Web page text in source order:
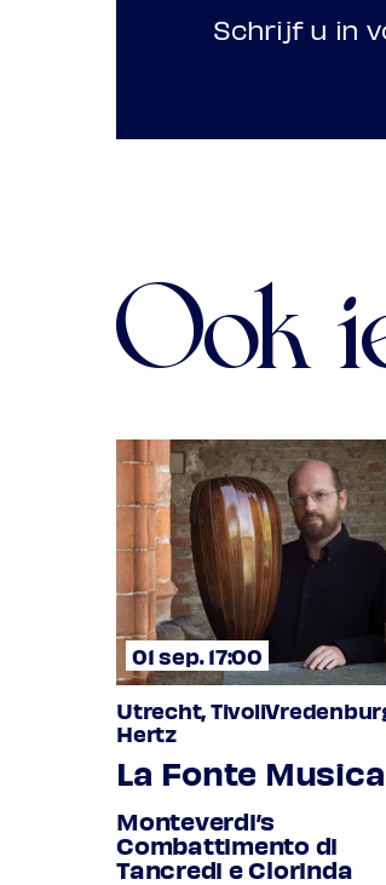
Schrijf u in
Ook
01 sep. 17:00
Utrecht,
Hertz
La Fonte Musica
Monteverdi’s
Combattimento di
Tancredi e Clorinda